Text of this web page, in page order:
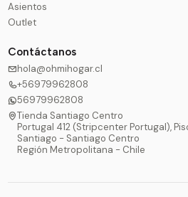
Asientos
Outlet
Contáctanos
hola@ohmihogar.cl
+56979962808
56979962808
Tienda Santiago Centro
Portugal 412 (Stripcenter Portugal),
Santiago - Santiago Centro
Región Metropolitana - Chile